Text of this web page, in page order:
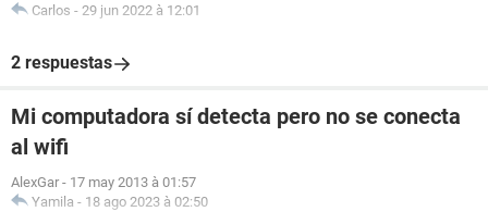
Carlos - 29 jun 2022 à 12:01
2 respuestas
Mi computadora sí detecta pero no se conecta
al wifi
AlexGar - 17 may 2013 à 01:57
Yamila - 18 ago 2023 à 02:50